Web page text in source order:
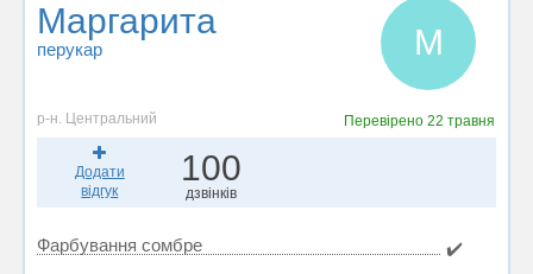
Маргарита
перукар М
р-н. Центральний Перевірено22 травня
Додати
відгук
100
дзвінків
Фарбування сомбре ✔️